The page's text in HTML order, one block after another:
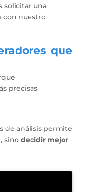
solicitar una
con nuestro
que
precisas
de análisis permite
sino decidir mejor